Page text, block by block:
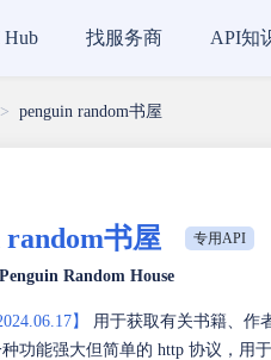
Hub 找服务商 API知
> penguin random书屋
random书屋 专用API
Penguin Random House
】
用于获取有关书籍、作
功能强大但简单的 http 协议，用